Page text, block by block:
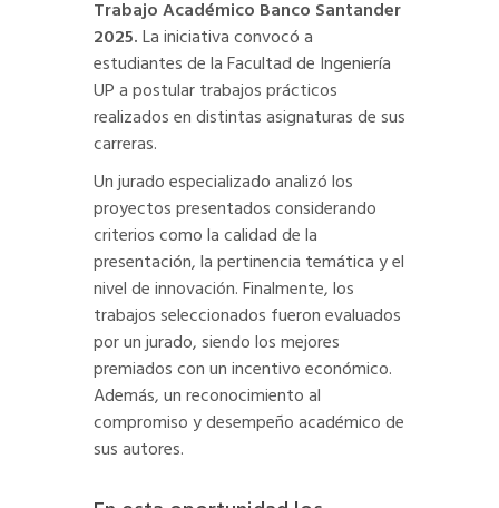
Trabajo Académico Banco Santander
2025.La iniciativa convocó a
estudiantes de la Facultad de Ingeniería
UP a postular trabajos prácticos
realizados en distintas asignaturas de sus
carreras.
Un jurado especializado analizó los
proyectos presentados considerando
criterios como la calidad de la
presentación, la pertinencia temática y el
nivel de innovación. Finalmente, los
trabajos seleccionados fueron evaluados
por un jurado, siendo los mejores
premiados con un incentivo económico.
Además, un reconocimiento al
compromiso y desempeño académico de
sus autores.